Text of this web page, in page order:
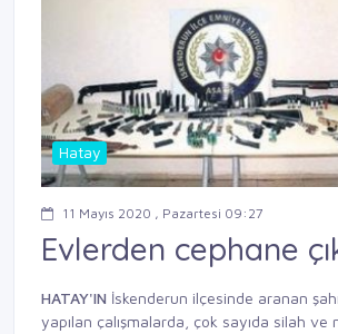
Hatay
11 Mayıs 2020 , Pazartesi 09:27
Evlerden cephane
HATAY'IN İskenderun ilçesinde aranan
yapılan çalışmalarda, çok sayıda silah ve